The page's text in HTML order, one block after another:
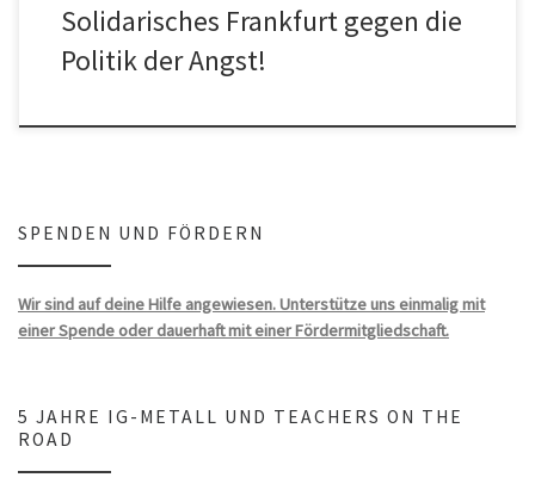
Solidarisches Frankfurt gegen die
Politik der Angst!
SPENDEN UND FÖRDERN
Wir sind auf deine Hilfe angewiesen. Unterstütze uns einmalig mit
einer Spende oder dauerhaft mit einer Fördermitgliedschaft.
5 JAHRE IG-METALL UND TEACHERS ON THE
ROAD